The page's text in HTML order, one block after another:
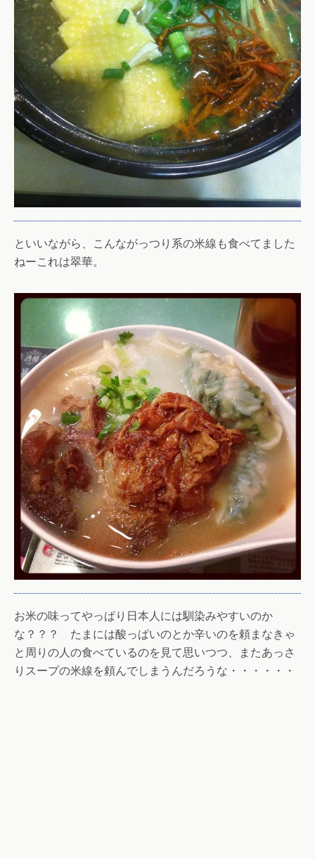
といいながら、こんながっつり系の米線も食べてました
ねーこれは翠華。
お米の味ってやっぱり日本人には馴染みやすいのか
な？？？ たまには酸っぱいのとか辛いのを頼まなきゃ
と周りの人の食べているのを見て思いつつ、またあっさ
りスープの米線を頼んでしまうんだろうな・・・・・・